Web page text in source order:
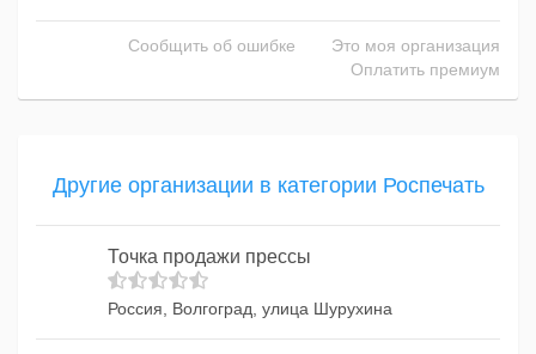
Сообщить об ошибке
Это моя организация
Оплатить премиум
Другие организации в категории Роспечать
Точка продажи прессы
Россия, Волгоград, улица Шурухина